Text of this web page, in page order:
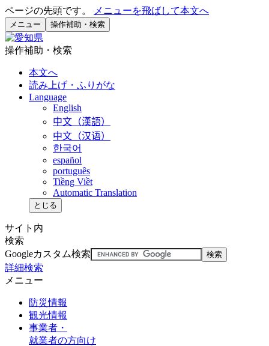
ページの先頭です。 メニューを飛ばして本文へ
メニュー 操作補助・検索
操作補助・検索
本文へ
読み上げ・ふりがな
Language
English
中文（漢語）
中文（汉语）
한국어
español
português
Tiềng Viềt
Automatic Translation
とじる
サイト内
検索
Googleカスタム検索
詳細検索
メニュー
防災情報
観光情報
事業者・
就業者の方向け